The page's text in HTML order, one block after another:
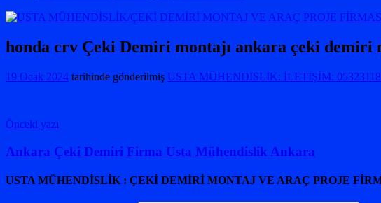
honda crv Çeki Demiri montajı ankara çeki
19 Ocak 2024 tarihinde gönderilmiş USTA MÜHENDİSLİK: İLETİŞİM:
Yazı
gezinmesi
Önceki yazı
Ankara Çeki Demiri Firma Usta Mühendislik Ankara
USTA MÜHENDİSLİK : ÇEKİ DEMİRİ MONTAJ VE ARAÇ PROJE